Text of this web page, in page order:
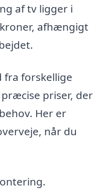
af tv ligger i
afhængigt
fra forskellige
priser, der
Her er
når du